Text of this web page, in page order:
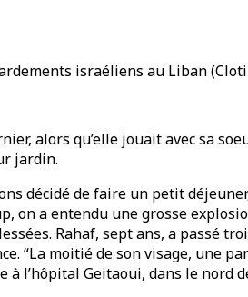
israéliens au Liban
alors qu’elle jouait avec sa
jardin.
décidé de faire un petit
on a entendu une grosse
Rahaf, sept ans, a passé
“La moitié de son visage, une
l’hôpital Geitaoui, dans le nord